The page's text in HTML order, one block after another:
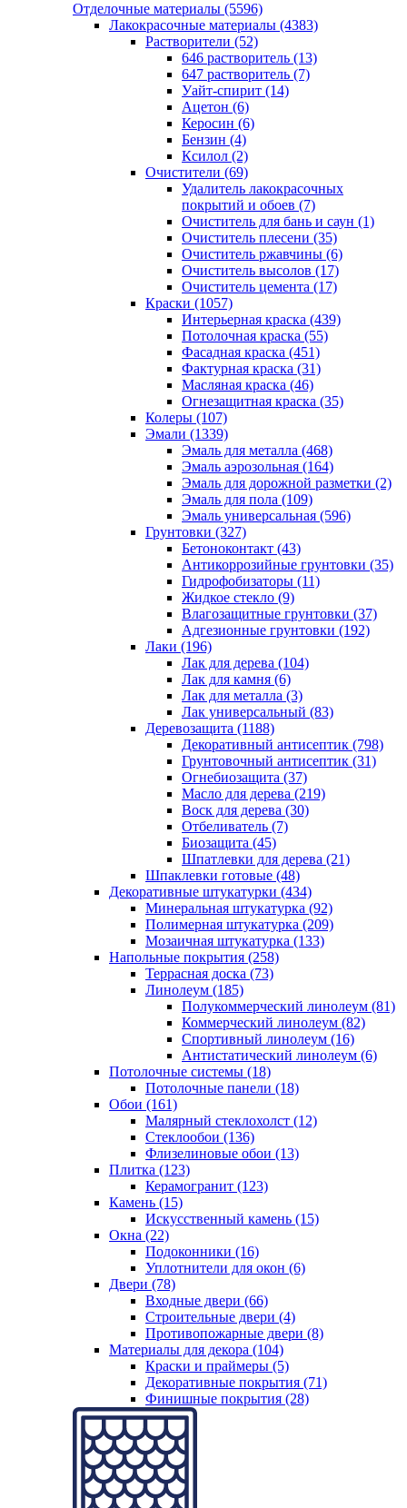
Отделочные материалы (5596)
Лакокрасочные материалы (4383)
Растворители (52)
646 растворитель (13)
647 растворитель (7)
Уайт-спирит (14)
Ацетон (6)
Керосин (6)
Бензин (4)
Ксилол (2)
Очистители (69)
Удалитель лакокрасочных
покрытий и обоев (7)
Очиститель для бань и саун (1)
Очиститель плесени (35)
Очиститель ржавчины (6)
Очиститель высолов (17)
Очиститель цемента (17)
Краски (1057)
Интерьерная краска (439)
Потолочная краска (55)
Фасадная краска (451)
Фактурная краска (31)
Масляная краска (46)
Огнезащитная краска (35)
Колеры (107)
Эмали (1339)
Эмаль для металла (468)
Эмаль аэрозольная (164)
Эмаль для дорожной разметки (2)
Эмаль для пола (109)
Эмаль универсальная (596)
Грунтовки (327)
Бетоноконтакт (43)
Антикоррозийные грунтовки (35)
Гидрофобизаторы (11)
Жидкое стекло (9)
Влагозащитные грунтовки (37)
Адгезионные грунтовки (192)
Лаки (196)
Лак для дерева (104)
Лак для камня (6)
Лак для металла (3)
Лак универсальный (83)
Деревозащита (1188)
Декоративный антисептик (798)
Грунтовочный антисептик (31)
Огнебиозащита (37)
Масло для дерева (219)
Воск для дерева (30)
Отбеливатель (7)
Биозащита (45)
Шпатлевки для дерева (21)
Шпаклевки готовые (48)
Декоративные штукатурки (434)
Минеральная штукатурка (92)
Полимерная штукатурка (209)
Мозаичная штукатурка (133)
Напольные покрытия (258)
Террасная доска (73)
Линолеум (185)
Полукоммерческий линолеум (81)
Коммерческий линолеум (82)
Спортивный линолеум (16)
Антистатический линолеум (6)
Потолочные системы (18)
Потолочные панели (18)
Обои (161)
Малярный стеклохолст (12)
Стеклообои (136)
Флизелиновые обои (13)
Плитка (123)
Керамогранит (123)
Камень (15)
Искусственный камень (15)
Окна (22)
Подоконники (16)
Уплотнители для окон (6)
Двери (78)
Входные двери (66)
Строительные двери (4)
Противопожарные двери (8)
Материалы для декора (104)
Краски и праймеры (5)
Декоративные покрытия (71)
Финишные покрытия (28)